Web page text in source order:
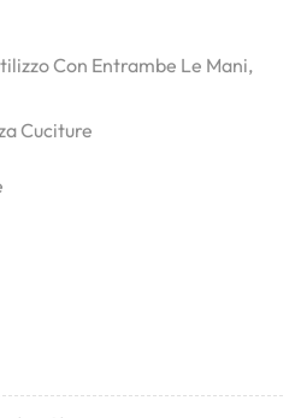
Con Entrambe Le Mani,
Cuciture